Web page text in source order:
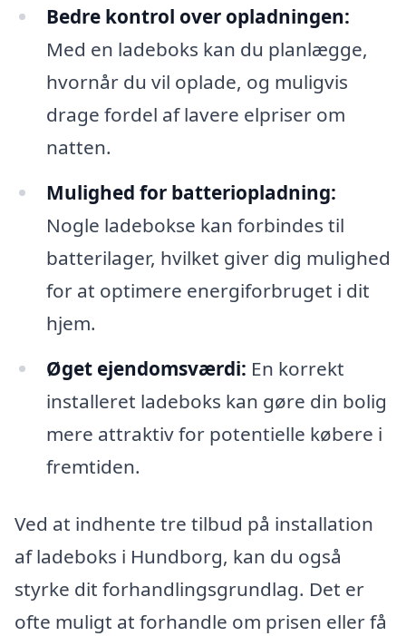
Bedre kontrol over opladningen:
Med en ladeboks kan du planlægge,
hvornår du vil oplade, og muligvis
drage fordel af lavere elpriser om
natten.
Mulighed for batteriopladning:
Nogle ladebokse kan forbindes til
batterilager, hvilket giver dig mulighed
for at optimere energiforbruget i dit
hjem.
Øget ejendomsværdi: En korrekt
installeret ladeboks kan gøre din bolig
mere attraktiv for potentielle købere i
fremtiden.
Ved at indhente tre tilbud på installation
af ladeboks i Hundborg, kan du også
styrke dit forhandlingsgrundlag. Det er
ofte muligt at forhandle om prisen eller få